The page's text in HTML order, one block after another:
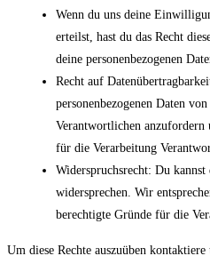
Wenn du uns deine
erteilst, hast du das Recht
deine personenbezogenen
Recht auf
personenbezogenen Daten
Verantwortlichen anzufordern
für die Verarbeitung
Widerspruchsrecht: Du
widersprechen. Wir
berechtigte Gründe für die
Um diese Rechte auszuüben